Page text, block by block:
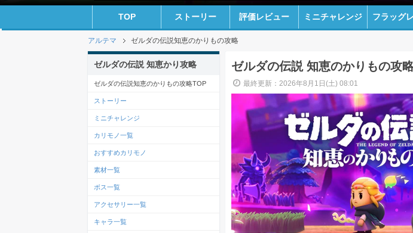
TOP ストーリー 評価レビュー ミニチャレンジ フラッグ
アルテマ ゼルダの伝説知恵のかりもの攻略
ゼルダの伝説 知恵のかりもの攻
最終更新：2026年8月1日(土) 08:01
ゼルダの伝説 知恵かり攻略
ゼルダの伝説知恵のかりもの攻略TOP
ストーリー
ミニチャレンジ
カリモノ一覧
おすすめカリモノ
素材一覧
ボス一覧
アクセサリー一覧
キャラ一覧